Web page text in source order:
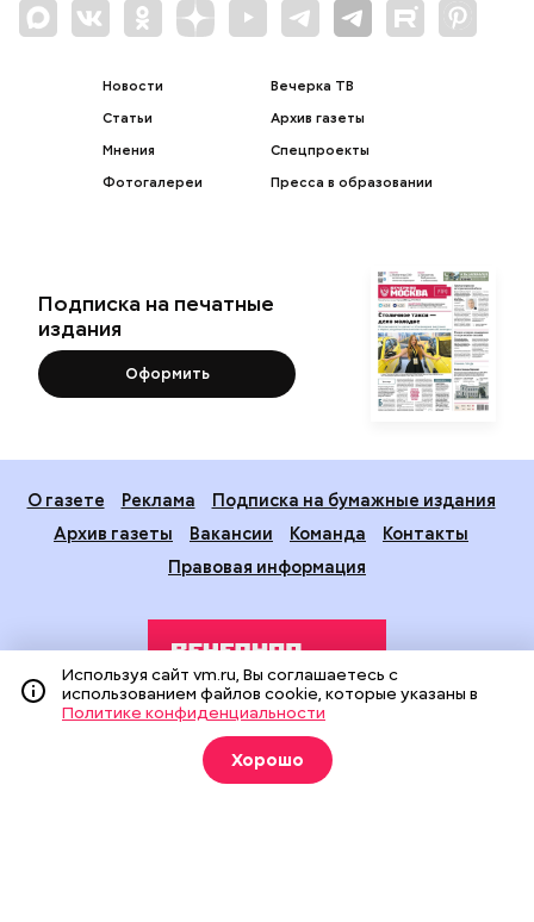
Новости
Статьи
Мнения
Фотогалереи
Вечерка ТВ
Архив газеты
Спецпроекты
Пресса в образовании
Подписка на печатные
издания
Оформить
О газете Реклама
Подписка на бумажные издания
Архив газеты
Вакансии Команда
Контакты
Правовая информация
Издание создано при финансовой поддержке Департамента
средств массовой информации и рекламы города Москвы.
На сайте применяются рекомендательные технологии
Используя сайт vm.ru, Вы соглашаетесь с
использованием файлов cookie, которые указаны в
Политике конфиденциальности
Хорошо